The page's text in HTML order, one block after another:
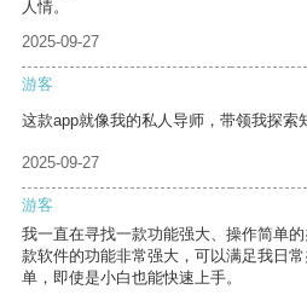
人情。
2025-09-27
游客
这款app就像我的私人导师，带领我探索
2025-09-27
游客
我一直在寻找一款功能强大、操作简单
款软件的功能非常强大，可以满足我日
单，即使是小白也能快速上手。